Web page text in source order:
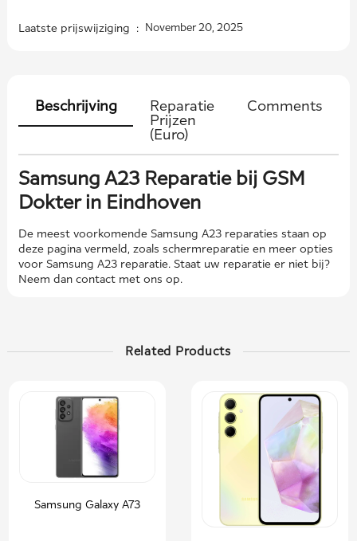
Laatste prijswijziging : November 20, 2025
Beschrijving
Reparatie
Prijzen
(Euro)
Comments
Samsung A23 Reparatie bij GSM
Dokter in Eindhoven
De meest voorkomende Samsung A23 reparaties staan ​​op
deze pagina vermeld, zoals schermreparatie en meer opties
voor Samsung A23 reparatie. Staat uw reparatie er niet bij?
Neem dan contact met ons op.
Related Products
Samsung Galaxy A73